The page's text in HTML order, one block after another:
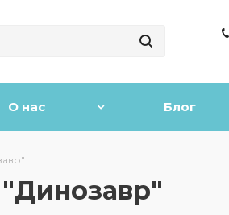
О нас Блог